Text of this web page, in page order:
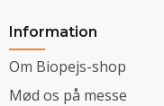
Information
Om Biopejs-shop
Mød os på messe